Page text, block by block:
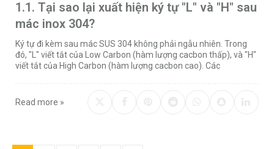
1.1. Tại sao lại xuất hiện ký tự "L" và "H" sau
mác inox 304?
Ký tự đi kèm sau mác SUS 304 không phải ngẫu nhiên. Trong
đó, "L" viết tắt của Low Carbon (hàm lượng cacbon thấp), và "H"
viết tắt của High Carbon (hàm lượng cacbon cao). Các
Read more »